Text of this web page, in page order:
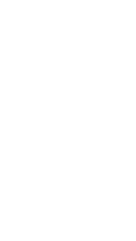
En este punto, los
soportar los ‘es
que depende de
Recordad siempre
conjunto, en este
Por último, ha
muy agradecido a
referencia a ello
Descubre más
. Puedes